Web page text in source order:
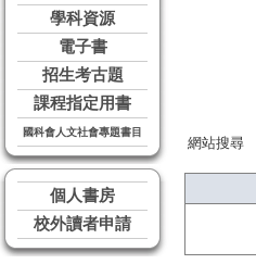
學科資源
電子書
招生考古題
課程指定用書
國科會人文社會專題書目
個人書房
校外讀者申請
網站搜尋